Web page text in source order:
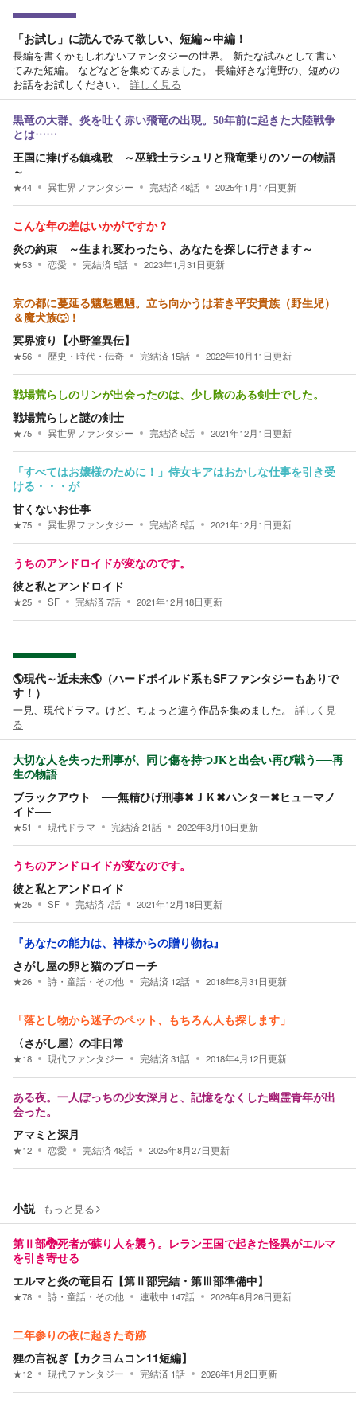
「お試し」に読んでみて欲しい、短編～中編！
長編を書くかもしれないファンタジーの世界。 新たな試みとして書い
てみた短編。 などなどを集めてみました。 長編好きな滝野の、短めの
お話をお試しください。
詳しく見る
黒竜の大群。炎を吐く赤い飛竜の出現。50年前に起きた大陸戦争
とは……
王国に捧げる鎮魂歌 ～巫戦士ラシュリと飛竜乗りのソーの物語
～
★44 異世界ファンタジー 完結済48話 2025年1月17日更新
こんな年の差はいかがですか？
炎の約束 ～生まれ変わったら、あなたを探しに行きます～
★53 恋愛 完結済5話 2023年1月31日更新
京の都に蔓延る魑魅魍魎。立ち向かうは若き平安貴族（野生児）
＆魔犬族🐺！
冥界渡り【小野篁異伝】
★56 歴史・時代・伝奇 完結済 15話 2022年10月11日更新
戦場荒らしのリンが出会ったのは、少し陰のある剣士でした。
戦場荒らしと謎の剣士
★75 異世界ファンタジー 完結済5話 2021年12月1日更新
「すべてはお嬢様のために！」侍女キアはおかしな仕事を引き受
ける・・・が
甘くないお仕事
★75 異世界ファンタジー 完結済5話 2021年12月1日更新
うちのアンドロイドが変なのです。
彼と私とアンドロイド
★25 SF 完結済7話 2021年12月18日更新
🌎現代～近未来🌎（ハードボイルド系もSFファンタジーもありで
す！）
一見、現代ドラマ。けど、ちょっと違う作品を集めました。
詳しく見
る
大切な人を失った刑事が、同じ傷を持つJKと出会い再び戦う──再
生の物語
ブラックアウト ──無精ひげ刑事✖ＪＫ✖ハンター✖ヒューマノ
イド──
★51 現代ドラマ 完結済21話 2022年3月10日更新
うちのアンドロイドが変なのです。
彼と私とアンドロイド
★25 SF 完結済7話 2021年12月18日更新
『あなたの能力は、神様からの贈り物ね』
さがし屋の卵と猫のブローチ
★26 詩・童話・その他 完結済 12話 2018年8月31日更新
「落とし物から迷子のペット、もちろん人も探します」
〈さがし屋〉の非日常
★18 現代ファンタジー 完結済31話 2018年4月12日更新
ある夜。一人ぼっちの少女深月と、記憶をなくした幽霊青年が出
会った。
アマミと深月
★12 恋愛 完結済48話 2025年8月27日更新
小説 もっと見る
第Ⅱ部🐉死者が蘇り人を襲う。レラン王国で起きた怪異がエルマ
を引き寄せる
エルマと炎の竜目石【第Ⅱ部完結・第Ⅲ部準備中】
★78 詩・童話・その他 連載中 147話 2026年6月26日更新
二年参りの夜に起きた奇跡
狸の言祝ぎ【カクヨムコン11短編】
★12 現代ファンタジー 完結済 1話 2026年1月2日更新